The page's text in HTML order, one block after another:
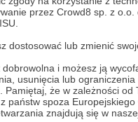
przez Crowd8 sp. z
dostosować lub zmienić
i możesz ją
usunięcia lub
Pamiętaj, że w zależności
państw spoza
znajdują się w